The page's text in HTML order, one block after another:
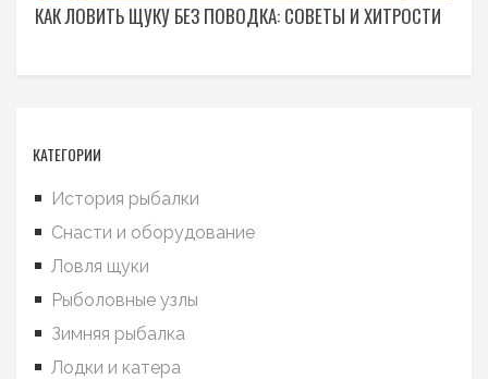
КАК ЛОВИТЬ ЩУКУ БЕЗ ПОВОДКА: СОВЕТЫ И ХИТРОСТИ
КАТЕГОРИИ
История рыбалки
Снасти и оборудование
Ловля щуки
Рыболовные узлы
Зимняя рыбалка
Лодки и катера